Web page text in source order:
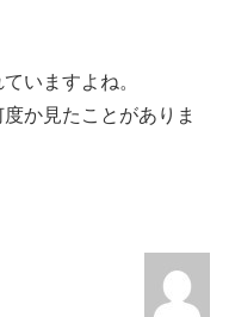
いますよね。
か見たことがありま